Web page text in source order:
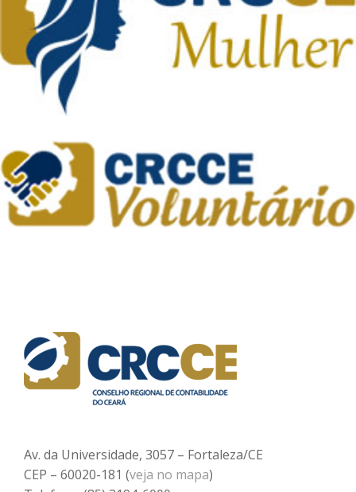
Av. da Universidade, 3057 – Fortaleza/CE
CEP – 60020-181 (veja no mapa)